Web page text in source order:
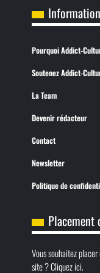
Pourquoi Addict-
Soutenez Addict-
La Team
Devenir rédacteur
Contact
Newsletter
Politique de
Vous souhaitez
site ? Cliquez ici.